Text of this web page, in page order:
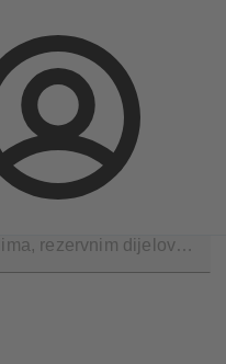
Prijava
dijelovi – standardna